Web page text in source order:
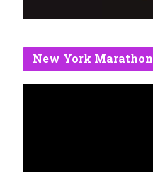
New York Marathon